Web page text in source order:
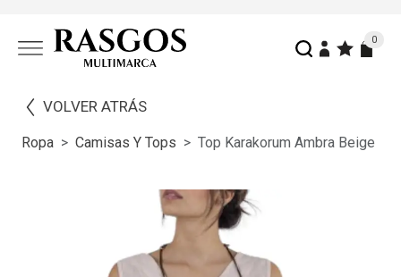
0
VOLVER ATRÁS
Ropa Camisas Y Tops Top Karakorum Ambra Beige